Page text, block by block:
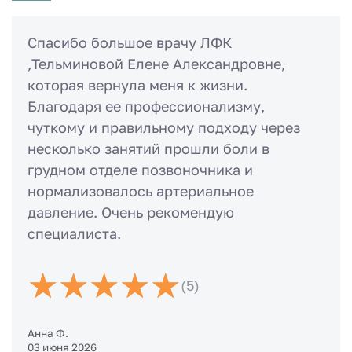
Спасибо большое врачу ЛФК
,Тельминовой Елене Александровне,
которая вернула меня к жизни.
Благодаря ее профессионализму,
чуткому и правильному подходу через
несколько занятий прошли боли в
грудном отделе позвоночника и
нормализовалось артериальное
давление. Очень рекомендую
специалиста.
(5)
Анна Ф.
03 июня 2026